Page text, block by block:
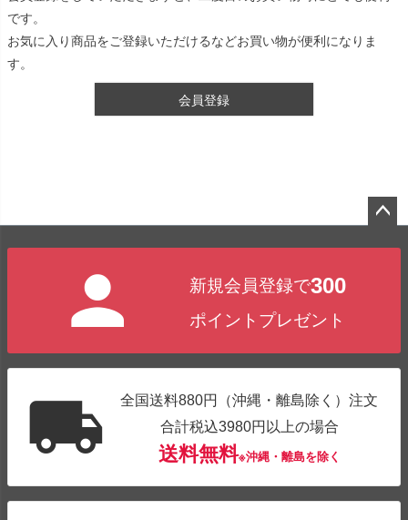
です。
お気に入り商品をご登録いただけるなどお買い物が便利になりま
す。
会員登録
新規会員登録で300
ポイントプレゼント
全国送料880円（沖縄・離島除く）注文
合計税込3980円以上の場合
送料無料※沖縄・離島を除く